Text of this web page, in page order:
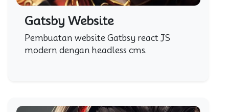
Gatsby Website
Pembuatan website Gatbsy react JS
modern dengan headless cms.